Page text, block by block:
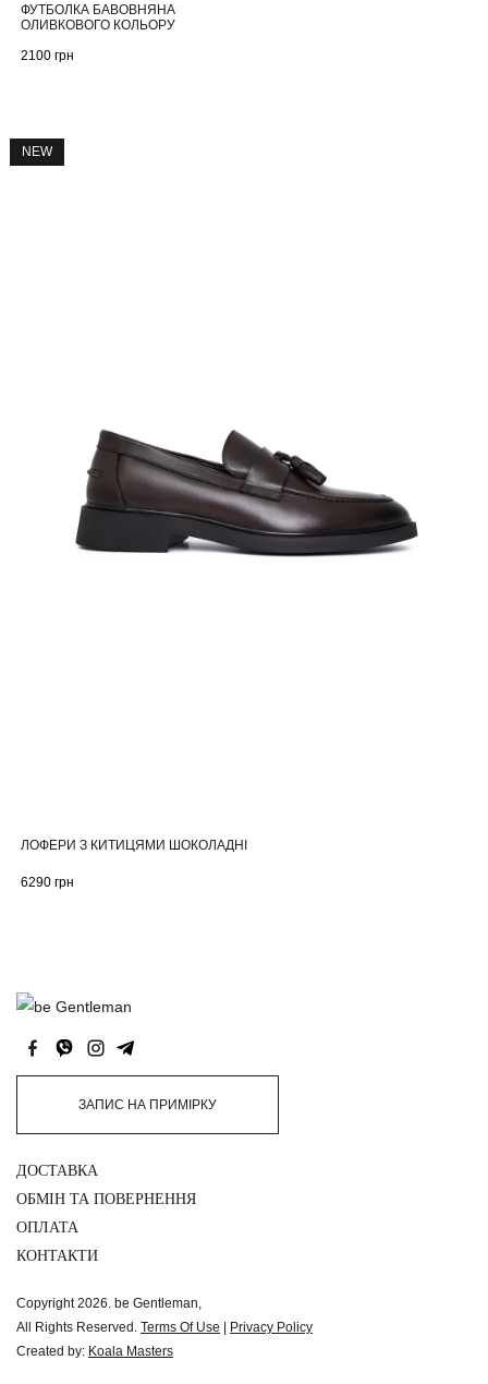
ФУТБОЛКА БАВОВНЯНА
ОЛИВКОВОГО КОЛЬОРУ
2100 грн
ЛОФЕРИ З КИТИЦЯМИ ШОКОЛАДНІ
6290 грн
NEW
ЗАПИС НА ПРИМІРКУ
Copyright 2026. be Gentleman,
All Rights Reserved. Terms Of Use | Privacy Policy
Created by: Koala Masters
ДОСТАВКА
ОБМІН ТА ПОВЕРНЕННЯ
ОПЛАТА
КОНТАКТИ